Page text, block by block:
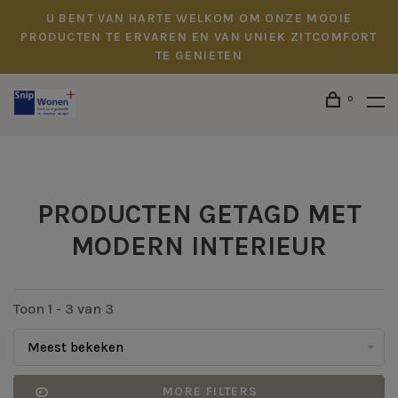
U BENT VAN HARTE WELKOM OM ONZE MOOIE
PRODUCTEN TE ERVAREN EN VAN UNIEK ZITCOMFORT
TE GENIETEN
0
PRODUCTEN GETAGD MET
MODERN INTERIEUR
Toon 1 - 3 van 3
Meest bekeken
MORE FILTERS